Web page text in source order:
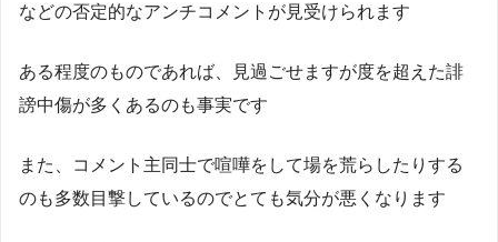
などの否定的なアンチコメントが見受けられます
ある程度のものであれば、見過ごせますが度を超えた誹
謗中傷が多くあるのも事実です
また、コメント主同士で喧嘩をして場を荒らしたりする
のも多数目撃しているのでとても気分が悪くなります